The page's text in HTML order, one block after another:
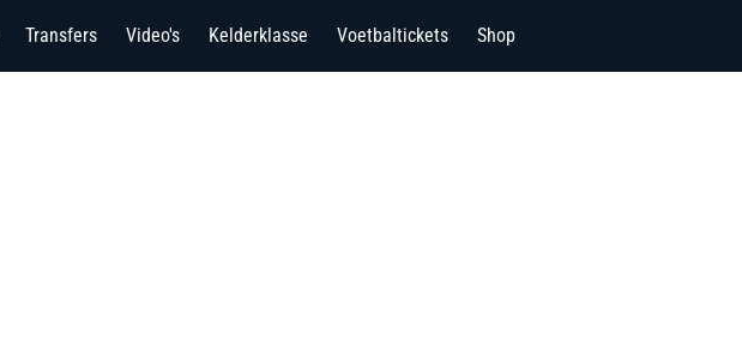
Transfers Video's Kelderklasse Voetbaltickets Shop